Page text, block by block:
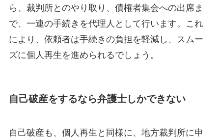
ら、裁判所とのやり取り、債権者集会への出席ま
で、一連の手続きを代理人として行います。これ
により、依頼者は手続きの負担を軽減し、スムー
ズに個人再生を進められるでしょう。
自己破産をするなら弁護士しかできない
自己破産も、個人再生と同様に、地方裁判所に申